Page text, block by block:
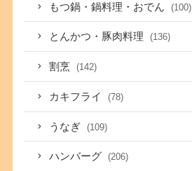
もつ鍋・鍋料理・おでん (100)
とんかつ・豚肉料理 (136)
割烹 (142)
カキフライ (78)
うなぎ (109)
ハンバーグ (206)